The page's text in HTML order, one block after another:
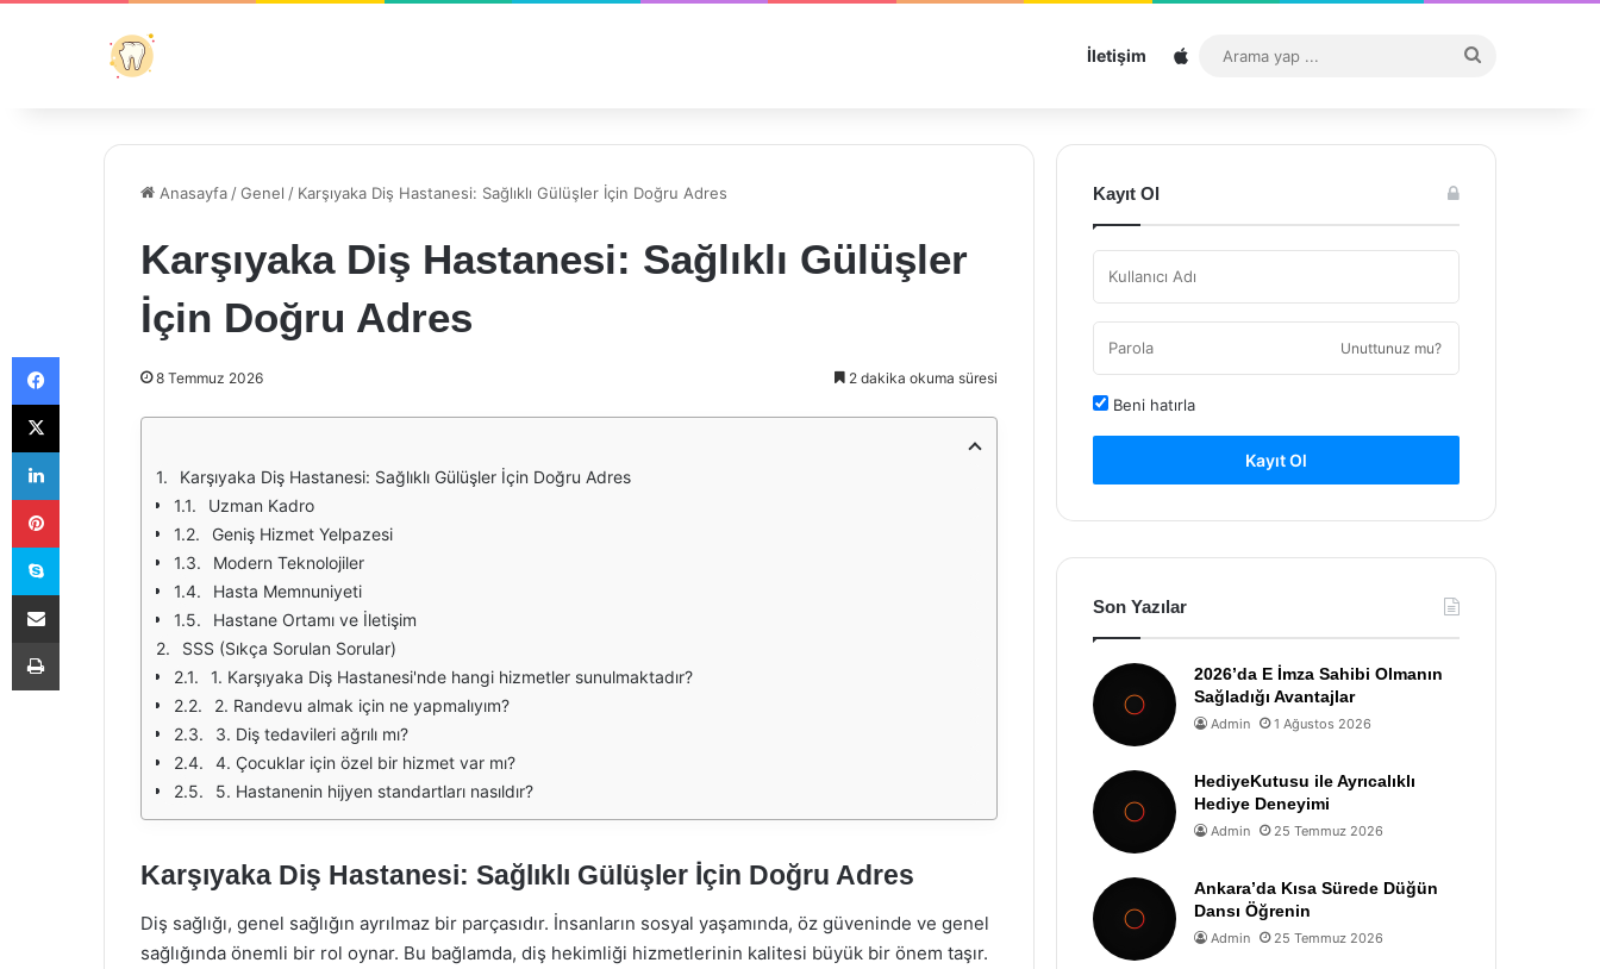
İletişim Sitemap
...
Anasayfa /Genel / Karşıyaka Diş Hastanesi: Sağlıklı Gülüşler İçin Doğru Adres
Karşıyaka Diş Hastanesi: Sağlıklı Gülüşler
İçin Doğru Adres
8 Temmuz 2026 2 dakika okuma süresi
Karşıyaka Diş Hastanesi: Sağlıklı Gülüşler İçin Doğru Adres
Uzman Kadro
Geniş Hizmet Yelpazesi
Modern Teknolojiler
Hasta Memnuniyeti
Hastane Ortamı ve İletişim
SSS (Sıkça Sorulan Sorular)
1. Karşıyaka Diş Hastanesi'nde hangi hizmetler sunulmaktadır?
2. Randevu almak için ne yapmalıyım?
3. Diş tedavileri ağrılı mı?
4. Çocuklar için özel bir hizmet var mı?
5. Hastanenin hijyen standartları nasıldır?
Karşıyaka Diş Hastanesi: Sağlıklı Gülüşler İçin Doğru Adres
Diş sağlığı, genel sağlığın ayrılmaz bir parçasıdır. İnsanların sosyal yaşamında, öz güveninde ve genel
sağlığında önemli bir rol oynar. Bu bağlamda, diş hekimliği hizmetlerinin kalitesi büyük bir önem taşır.
Kayıt Ol
Unuttunuz mu?
Beni hatırla
Kayıt Ol
Son Yazılar
2026’da E İmza Sahibi Olmanın
Sağladığı Avantajlar
Admin 1 Ağustos 2026
HediyeKutusu ile Ayrıcalıklı
Hediye Deneyimi
Admin 25 Temmuz 2026
Ankara’da Kısa Sürede Düğün
Dansı Öğrenin
Admin 25 Temmuz 2026
Facebook
X
LinkedIn
Pinterest
Skype
E-Posta ile paylaş